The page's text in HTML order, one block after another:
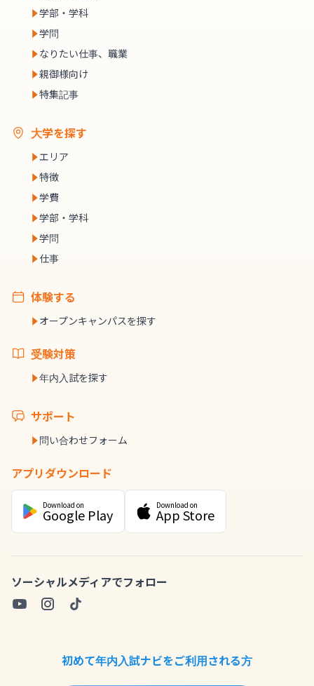
学部・学科
学問
なりたい仕事、職業
親御様向け
特集記事
大学を探す
エリア
特徴
学費
学部・学科
学問
仕事
体験する
オープンキャンパスを探す
受験対策
年内入試を探す
サポート
問い合わせフォーム
アプリダウンロード
Download on
Google Play
Download on
App Store
ソーシャルメディアでフォロー
初めて年内入試ナビをご利用される方